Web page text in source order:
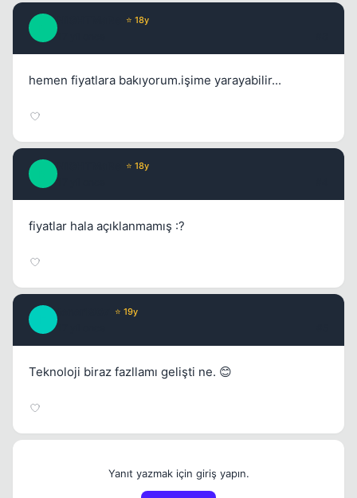
⭐ 18y
hemen fiyatlara bakıyorum.işime yarayabilir...
⭐ 18y
fiyatlar hala açıklanmamış :?
⭐ 19y
Teknoloji biraz fazllamı gelişti ne. 😊
Yanıt yazmak için giriş yapın.